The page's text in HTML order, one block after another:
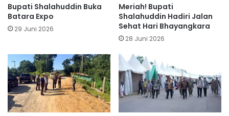
Bupati Shalahuddin Buka
Batara Expo
29 Juni 2026
Meriah! Bupati
Shalahuddin Hadiri Jalan
Sehat Hari Bhayangkara
28 Juni 2026